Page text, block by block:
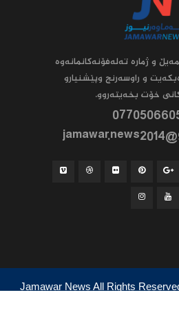
و ژماره‌ ته‌له‌فۆنه‌کانمانه‌وه‌
و راوسه‌رنج وپێشنیارو
خۆت بخه‌یته‌روو.
Jamawar News All Rights